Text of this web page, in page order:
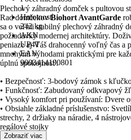
1
Hmotnosť
242 kg
AKN
UP4T
EAN
9003414190801
Plechový záhradný domček s pultovou
Rad domčekovBiohort AvantGarde
sa o veľmi stabilný plechový záhradný
požiadavky modernej architektúry.
peniaze aj Váš drahocenný voľný čas a
mnohými výhodami praktickými pre
úplnú spokojnosť.
• Bezpečnosť: 3-bodový zámok s
• Funkčnosť: Zabudovaný odkvapový
• Vysoký komfort pri používaní: Dvere
• Obsiahle základné príslušenstvo:
strechy, 2 držiaky na náradie, 4
regálové stojky
Zobraziť viac